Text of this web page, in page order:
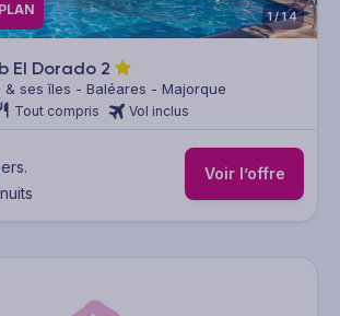
1/14
El Dorado 2
& ses îles - Baléares - Majorque
Tout compris Vol inclus
Voir l’offre